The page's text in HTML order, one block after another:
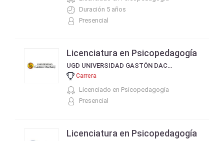
Duración 5 años
Presencial
Licenciatura en Psicopedagogía
UGD UNIVERSIDAD GASTÓN DACHARY
Carrera
Licenciado en Psicopedagogía
Presencial
Licenciatura en Psicopedagogía